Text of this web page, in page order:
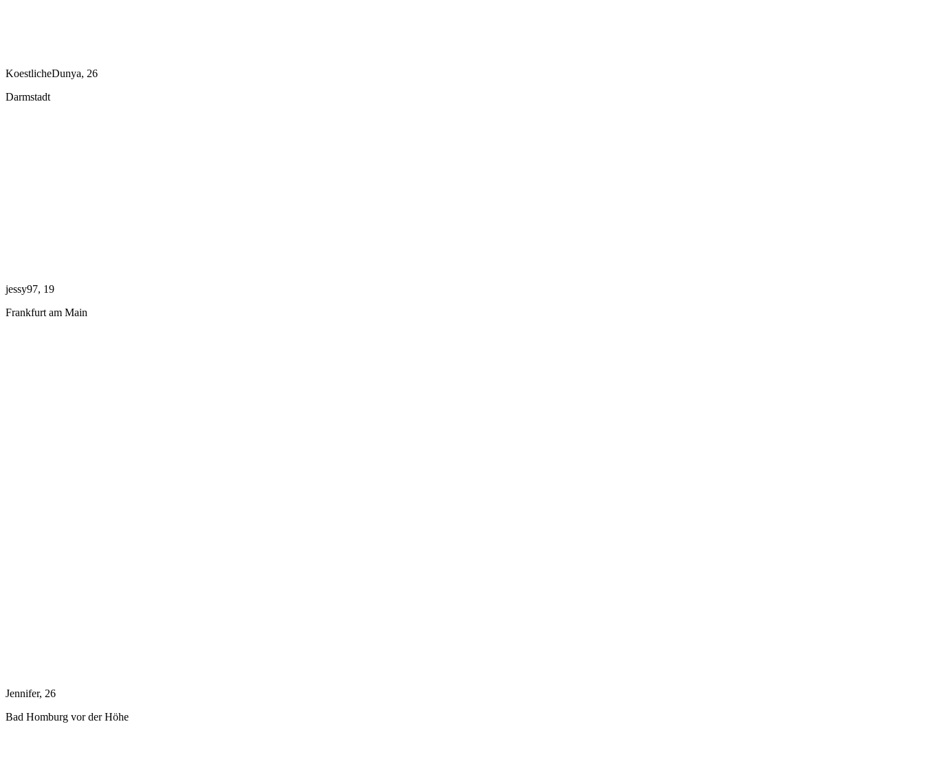
KoestlicheDunya, 26
Darmstadt
jessy97, 19
Frankfurt am Main
Jennifer, 26
Bad Homburg vor der Höhe